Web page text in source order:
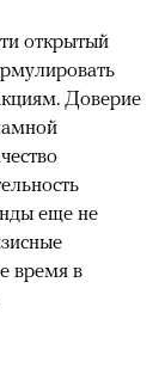
открытый
Доверие
еще не
время в